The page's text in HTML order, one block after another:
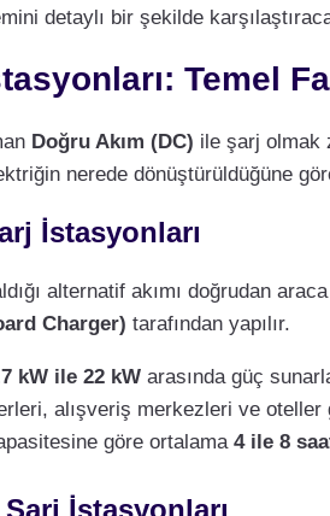
detaylı bir şekilde
Temel
Doğru Akım (DC) ile şarj olmak
nerede dönüştürüldüğüne
İstasyonları
alternatif akımı doğrudan
Charger) tarafından yapılır.
kW ile 22 kW arasında güç
alışveriş merkezleri ve oteller
göre ortalama4 ile 8